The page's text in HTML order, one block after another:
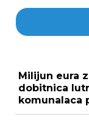
Milijun eura
dobitnica
komunalaca